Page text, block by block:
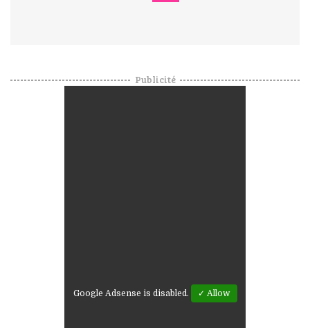
Publicité
Google Adsense is disabled. ✓ Allow